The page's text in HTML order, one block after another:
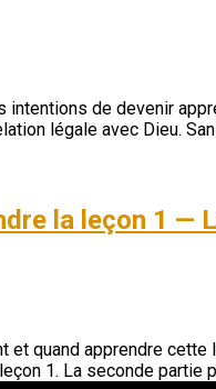
de devenir
légale avec
la leçon 1 —
et quand apprendre
1. La seconde